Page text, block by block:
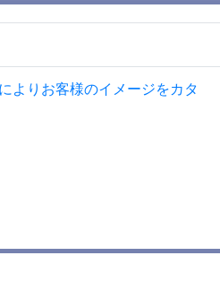
よりお客様のイメージをカタ